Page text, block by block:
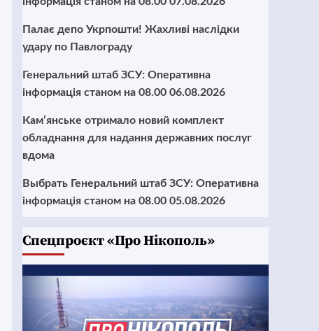
Палає депо Укрпошти! Жахливі наслідки
удару по Павлограду
Генеральний штаб ЗСУ: Оперативна
інформація станом на 08.00 06.08.2026
Кам’янське отримало новий комплект
обладнання для надання державних послуг
вдома
Выбрать Генеральний штаб ЗСУ: Оперативна
інформація станом на 08.00 05.08.2026
Cпецпроєкт «Про Нікополь»